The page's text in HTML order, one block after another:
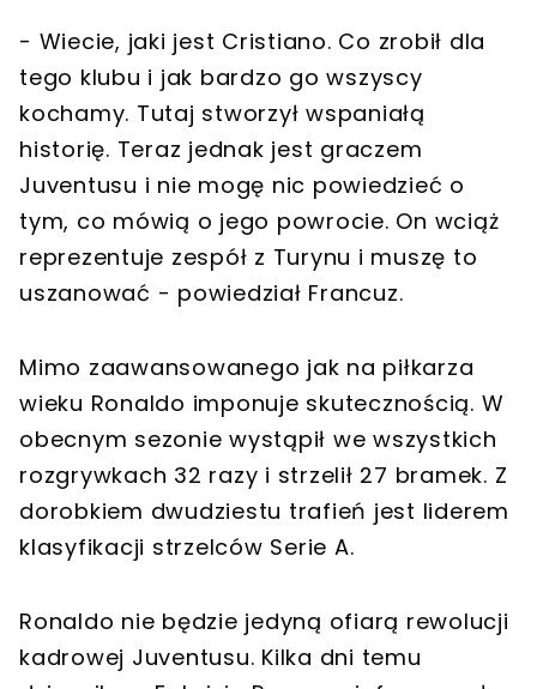
- Wiecie, jaki jest Cristiano. Co zrobił dla
tego klubu i jak bardzo go wszyscy
kochamy. Tutaj stworzył wspaniałą
historię. Teraz jednak jest graczem
Juventusu i nie mogę nic powiedzieć o
tym, co mówią o jego powrocie. On wciąż
reprezentuje zespół z Turynu i muszę to
uszanować - powiedział Francuz.
Mimo zaawansowanego jak na piłkarza
wieku Ronaldo imponuje skutecznością. W
obecnym sezonie wystąpił we wszystkich
rozgrywkach 32 razy i strzelił 27 bramek. Z
dorobkiem dwudziestu trafień jest liderem
klasyfikacji strzelców Serie A.
Ronaldo nie będzie jedyną ofiarą rewolucji
kadrowej Juventusu. Kilka dni temu